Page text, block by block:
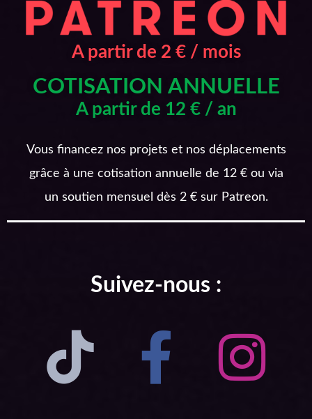
A partir de 2 € / mois
COTISATION ANNUELLE
A partir de 12 € / an
Vous financez nos projets et nos déplacements
grâce à une cotisation annuelle de 12 € ou via
un soutien mensuel dès 2 € sur Patreon.
Suivez-nous :